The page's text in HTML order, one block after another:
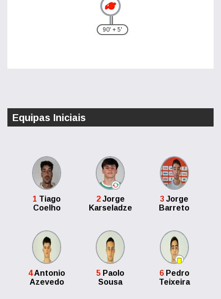
90' + 5'
Equipas Iniciais
1 Tiago
Coelho
2Jorge
Karseladze
3 Jorge
Barreto
4Antonio
Azevedo
5 Paolo
Sousa
6Pedro
Teixeira